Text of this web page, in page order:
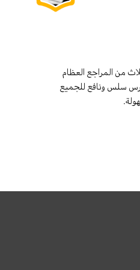
من المراجع العظام
سلس ونافع للجميع